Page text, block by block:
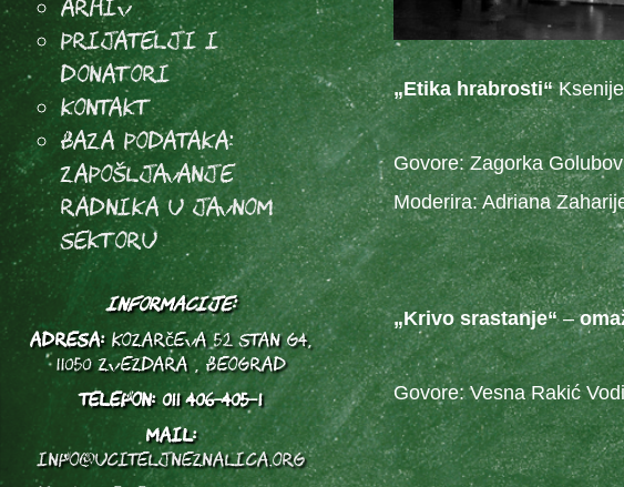
Arhiv
Prijatelji i
donatori
Kontakt
Baza podataka:
Zapošljavanje
radnika u javnom
sektoru
INFORMACIJE:
ADRESA:Kozarčeva 52 stan G4,
11050 Zvezdara , Beograd
TELEFON: 011 406-405-1
MAIL:
info@uciteljneznalica.org
„Etika hrabrosti“
Govore: Zagorka
Moderira: Adriana
„Krivo srastanje“–
Govore: Vesna Rakić